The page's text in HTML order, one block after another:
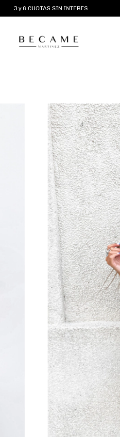
3 y 6 CUOTAS SIN INTERES